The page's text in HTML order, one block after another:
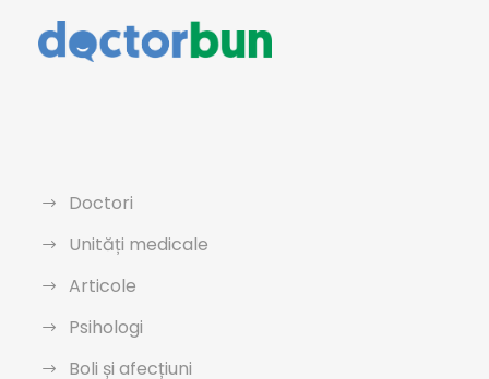
Doctori
Unități medicale
Articole
Psihologi
Boli și afecțiuni